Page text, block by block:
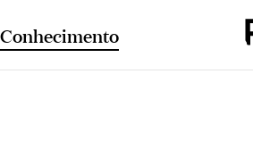
Conhecimento